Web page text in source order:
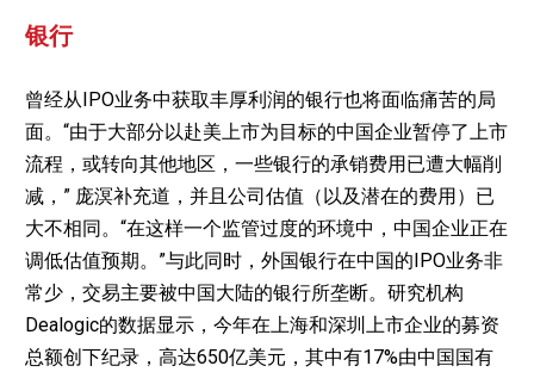
银行
曾经从IPO业务中获取丰厚利润的银行也将面临痛苦的局
面。“由于大部分以赴美上市为目标的中国企业暂停了上市
流程，或转向其他地区，一些银行的承销费用已遭大幅削
减，” 庞溟补充道，并且公司估值（以及潜在的费用）已
大不相同。“在这样一个监管过度的环境中，中国企业正在
调低估值预期。”与此同时，外国银行在中国的IPO业务非
常少，交易主要被中国大陆的银行所垄断。研究机构
Dealogic的数据显示，今年在上海和深圳上市企业的募资
总额创下纪录，高达650亿美元，其中有17%由中国国有